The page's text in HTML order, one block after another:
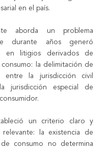
en el país.
aborda un problema
durante años generó
en litigios derivados de
la delimitación de
entre la jurisdicción civil
jurisdicción especial de
un criterio claro y
relevante: la existencia de
consumo no determina